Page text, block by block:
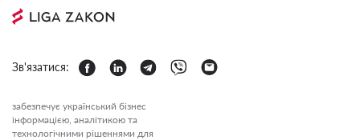
Зв'язатися:
забезпечує український бізнес
інформацією, аналітикою та
технологічними рішеннями для